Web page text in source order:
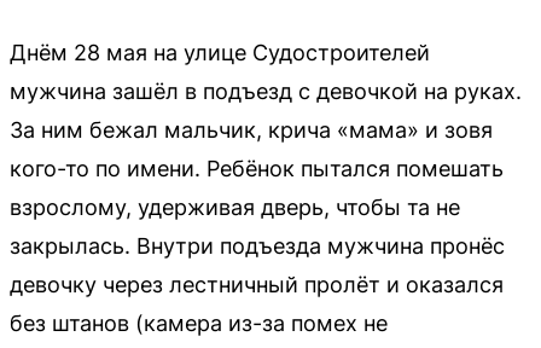
Днём 28 мая на улице Судостроителей
мужчина зашёл в подъезд с девочкой на руках.
За ним бежал мальчик, крича «мама» и зовя
кого-то по имени. Ребёнок пытался помешать
взрослому, удерживая дверь, чтобы та не
закрылась. Внутри подъезда мужчина пронёс
девочку через лестничный пролёт и оказался
без штанов (камера из-за помех не